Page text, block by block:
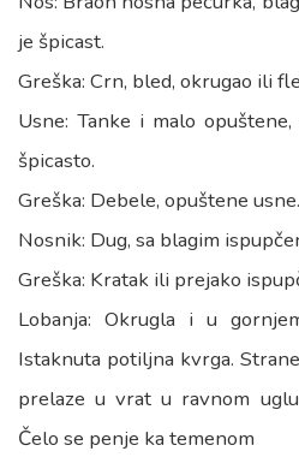
je špicast.
Greška: Crn, bled, okrugao ili
Usne: Tanke i malo
špicasto.
Greška: Debele, opuštene usne.
Nosnik: Dug, sa blagim
Greška: Kratak ili prejako
Lobanja: Okrugla i u
Istaknuta potiljna kvrga.
prelaze u vrat u ravnom
Čelo se penje ka temenom